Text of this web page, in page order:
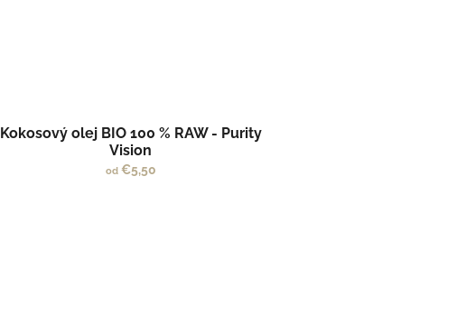
Kokosový olej BIO 100 % RAW - Purity
Vision
od€5,50